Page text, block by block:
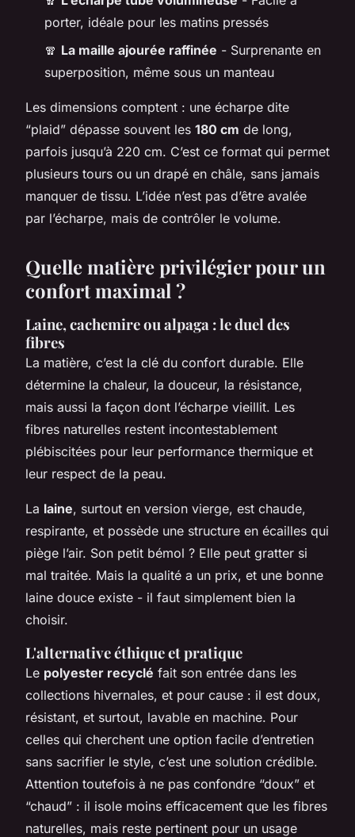
porter, idéale pour les matins pressés
🧣 La maille ajourée raffinée - Surprenante en
superposition, même sous un manteau
Les dimensions comptent : une écharpe dite
“plaid” dépasse souvent les 180 cm de long,
parfois jusqu’à 220 cm. C’est ce format qui permet
plusieurs tours ou un drapé en châle, sans jamais
manquer de tissu. L’idée n’est pas d’être avalée
par l’écharpe, mais de contrôler le volume.
Quelle matière privilégier pour un
confort maximal ?
Laine, cachemire ou alpaga : le duel des
fibres
La matière, c’est la clé du confort durable. Elle
détermine la chaleur, la douceur, la résistance,
mais aussi la façon dont l’écharpe vieillit. Les
fibres naturelles restent incontestablement
plébiscitées pour leur performance thermique et
leur respect de la peau.
La laine, surtout en version vierge, est chaude,
respirante, et possède une structure en écailles qui
piège l’air. Son petit bémol ? Elle peut gratter si
mal traitée. Mais la qualité a un prix, et une bonne
laine douce existe - il faut simplement bien la
choisir.
L'alternative éthique et pratique
Le polyester recyclé fait son entrée dans les
collections hivernales, et pour cause : il est doux,
résistant, et surtout, lavable en machine. Pour
celles qui cherchent une option facile d’entretien
sans sacrifier le style, c’est une solution crédible.
Attention toutefois à ne pas confondre “doux” et
“chaud” : il isole moins efficacement que les fibres
naturelles, mais reste pertinent pour un usage